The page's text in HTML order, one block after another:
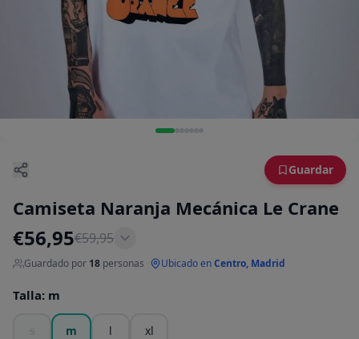
Guardar
Camiseta Naranja Mecánica Le Crane
€56,95€59,95
Guardado por 18 personas Ubicado enCentro, Madrid
Talla: m
m l xl